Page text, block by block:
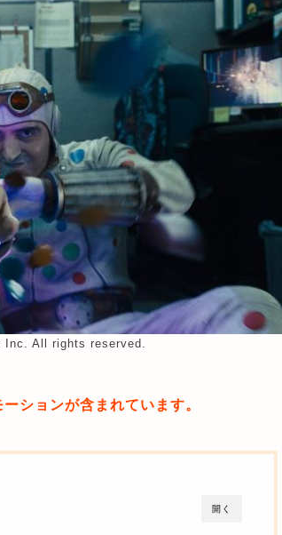
All rights reserved.
ションが含まれています。
開く